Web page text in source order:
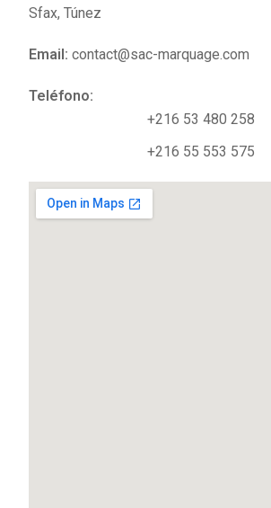
Sfax, Túnez
Email: contact@sac-marquage.com
Teléfono:
+216 53 480 258
+216 55 553 575